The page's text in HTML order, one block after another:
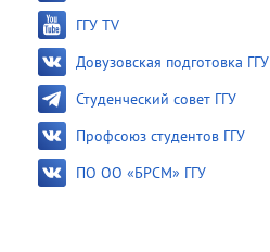
ГГУ TV
Довузовская подготовка ГГУ
Студенческий совет ГГУ
Профсоюз студентов ГГУ
ПО ОО «БРСМ» ГГУ